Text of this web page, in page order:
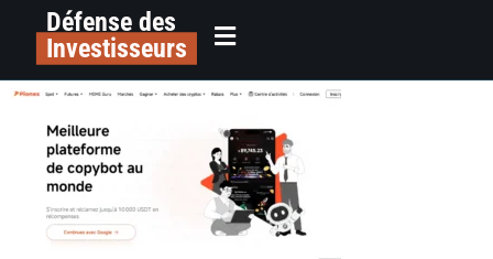
principalDéfense des
Investisseurs
alerte arnaque plateforme crypto
pionex colman avocats avis (2)